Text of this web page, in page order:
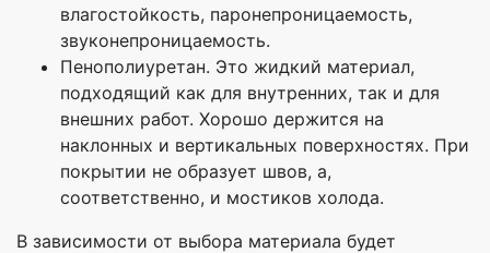
влагостойкость, паронепроницаемость,
звуконепроницаемость.
Пенополиуретан. Это жидкий материал,
подходящий как для внутренних, так и для
внешних работ. Хорошо держится на
наклонных и вертикальных поверхностях. При
покрытии не образует швов, а,
соответственно, и мостиков холода.
В зависимости от выбора материала будет